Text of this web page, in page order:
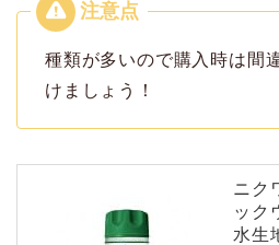
種類が多いので購入時は間
けましょう！
ニク
ック
水生